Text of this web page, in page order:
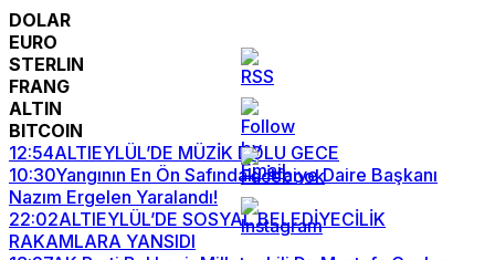
DOLAR
EURO
STERLIN
FRANG
ALTIN
BITCOIN
12:54ALTIEYLÜL’DE MÜZİK DOLU GECE
10:30Yangının En Ön Safındaki İtfaiye Daire Başkanı
Nazım Ergelen Yaralandı!
22:02ALTIEYLÜL’DE SOSYAL BELEDİYECİLİK
RAKAMLARA YANSIDI